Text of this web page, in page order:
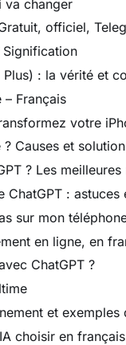
va changer
officiel,
Signification
: la vérité et
– Français
votre
Causes et
? Les
ChatGPT : astuces
sur mon
en ligne, en
ChatGPT ?
et exemples
choisir en